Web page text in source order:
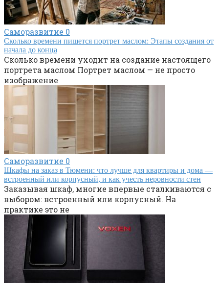
Саморазвитие 0
Сколько времени пишется портрет маслом: Этапы создания от
начала до конца
Сколько времени уходит на создание настоящего
портрета маслом Портрет маслом — не просто
изображение
Саморазвитие 0
Шкафы на заказ в Тюмени: что лучше для квартиры и дома —
встроенный или корпусный, и как учесть неровности стен
Заказывая шкаф, многие впервые сталкиваются с
выбором: встроенный или корпусный. На
практике это не